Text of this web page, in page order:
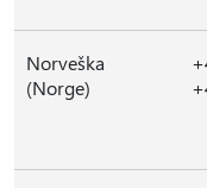
Norveška
(Norge)